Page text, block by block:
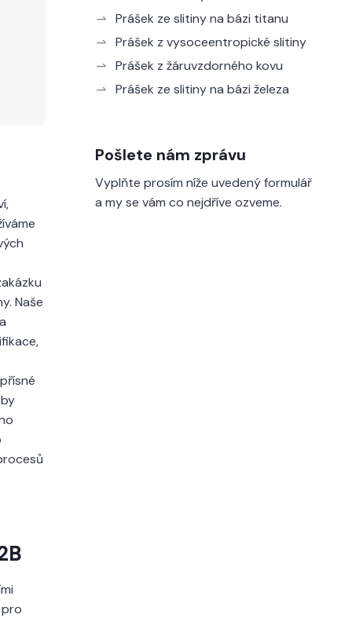
Naše
Prášek ze slitiny na bázi titanu
Prášek z vysoceentropické slitiny
Prášek z žáruvzdorného kovu
Prášek ze slitiny na bázi železa
Pošlete nám zprávu
Vyplňte prosím níže uvedený formulář
a my se vám co nejdříve ozveme.